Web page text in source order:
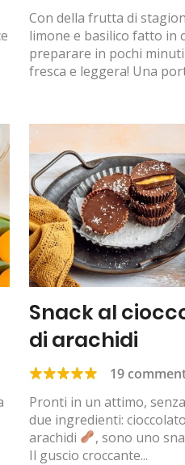
Con della frutta di
limone e basilico fatto in
preparare in pochi
fresca e leggera! Una
Snack al
di arachidi
19
Pronti in un attimo,
due ingredienti: cioccolato
arachidi
, sono uno
Il guscio croccante...